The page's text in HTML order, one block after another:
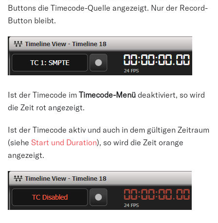
Buttons die Timecode-Quelle angezeigt. Nur der Record-
Button bleibt.
Ist der Timecode im Timecode-Menü deaktiviert, so wird
die Zeit rot angezeigt.
Ist der Timecode aktiv und auch in dem gültigen Zeitraum
(siehe Start und Duration), so wird die Zeit orange
angezeigt.